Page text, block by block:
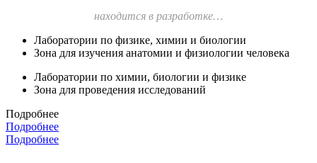
находится в разработке…
Лаборатории по физике, химии и биологии
Зона для изучения анатомии и физиологии человека
Лаборатории по химии, биологии и физике
Зона для проведения исследований
Подробнее
Подробнее
Подробнее